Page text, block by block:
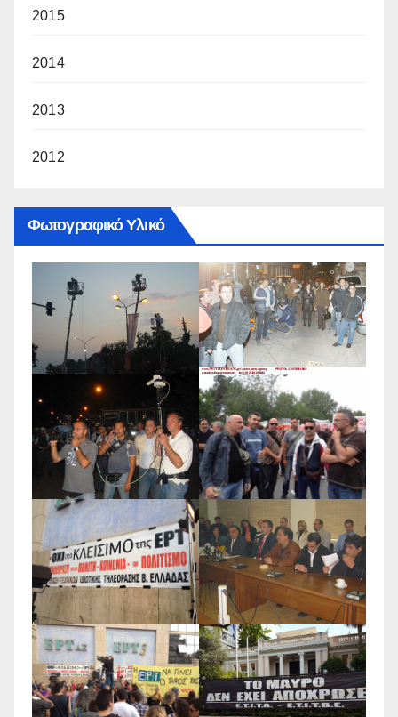
2015
2014
2013
2012
Φωτογραφικό Υλικό